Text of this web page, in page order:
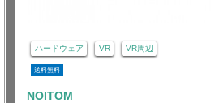
ハードウェア VR VR周辺
送料無料
NOITOM